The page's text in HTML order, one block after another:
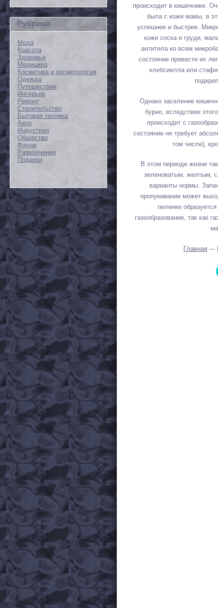
Рубрики
Мода
Красота
Здоровье
Медицина
Косметика и косметология
Одежда
Путешествия
Интерьер
Ремонт
Строительство
Бытовая техника
Авто
Индустрия
Общество
Фауна
Развлечения
Подарки
происходит в кишечнике.
была с кожи мамы, в
успешнее и быстрее.
кожи соска и груди,
антитела ко всем
состояние привести их
клебсиелла или
Однако заселение
бурно, вследствие
происходит с
состояние не требует
том числе),
В этом периоде жизни
зеленоватым, желтым, с
варианты нормы.
пропукивании может
пеленке
газообразование, так как
Главная ---